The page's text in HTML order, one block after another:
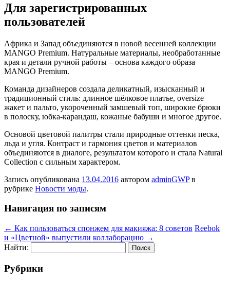
Для зарегистрированных
пользователей
Aфрикa и Запад объединяются в новой весенней коллекции
MANGO Premium. Натуральные материалы, необработанные
края и детали ручной работы – основа каждого образа
MANGO Premium.
Команда дизайнеров создала деликатный, изысканный и
традиционный стиль: длинное шёлковое платье, oversize
жакет и пальто, укороченный замшевый топ, широкие брюки
в полоску, юбка-карандаш, кожаные бабуши и многое другое.
Основой цветовой палитры стали природные оттенки песка,
льда и угля. Контраст и гармония цветов и материалов
объединяются в диалоге, результатом которого и стала Natural
Collection с сильным характером.
Запись опубликована 13.04.2016 автором adminGWPв
рубрике Новости моды.
Навигация по записям
← Как пользоваться спонжем для макияжа: 8 советов Reebok
и «Цветной» выпустили коллаборацию →
Найти:
Рубрики